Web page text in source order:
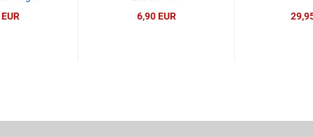
6,90 EUR